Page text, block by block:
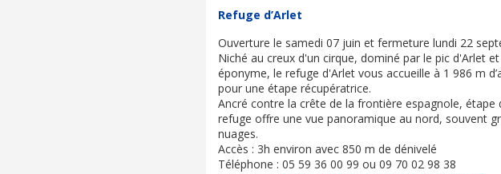
Refuge d’Arlet
Ouverture le samedi 07 juin et fermeture lundi 22
Niché au creux d'un cirque, dominé par le pic d'Arlet
éponyme, le refuge d'Arlet vous accueille à 1 986 m
pour une étape récupératrice.
Ancré contre la crête de la frontière espagnole, étape
refuge offre une vue panoramique au nord, souvent
nuages.
Accès : 3h environ avec 850 m de dénivelé
Téléphone : 05 59 36 00 99 ou 09 70 02 98 38